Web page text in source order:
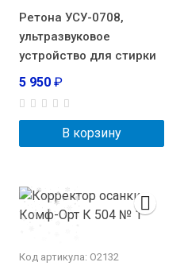
Ретона УСУ-0708,
ультразвуковое
устройство для стирки
5 950 ₽
В корзину
Код артикула: О2132